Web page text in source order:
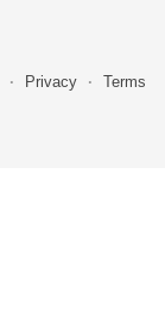
Privacy Terms